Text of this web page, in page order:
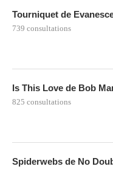
Tourniquet de
739 consultations
Is This Love de Bob
825 consultations
Spiderwebs de No